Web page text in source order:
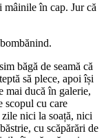
în cap. Jur că
băgă de seamă că
să plece, apoi își
mai ducă în galerie,
scopul cu care
nici la soață, nici
cu scăpărări de